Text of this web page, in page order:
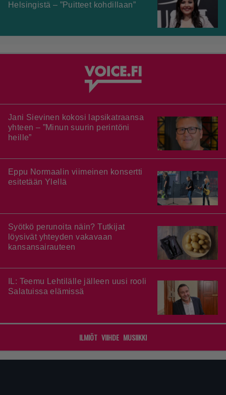
Helsingistä – ”Puitteet kohdillaan”
Jani Sievinen kokosi lapsikatraansa
yhteen – ”Minun suurin perintöni
heille”
Eppu Normaalin viimeinen konsertti
esitetään Ylellä
Syötkö perunoita näin? Tutkijat
löysivät yhteyden vakavaan
kansansairauteen
IL: Teemu Lehtilälle jälleen uusi rooli
Salatuissa elämissä
ILMIÖT VIIHDE MUSIIKKI